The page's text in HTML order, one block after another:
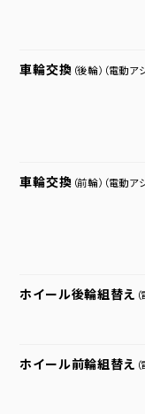
車輪交換 （後輪） （電動ア
車輪交換 （前輪） （電動ア
ホイール後輪組替え
ホイール前輪組替え